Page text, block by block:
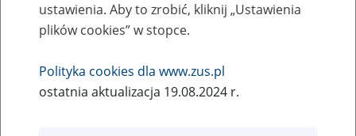
Przejdź do strony głównej
ustawienia. Aby to zrobić, kliknij „Ustawienia
plików cookies” w stopce.
Polityka cookies dla www.zus.pl
ostatnia aktualizacja 19.08.2024 r.